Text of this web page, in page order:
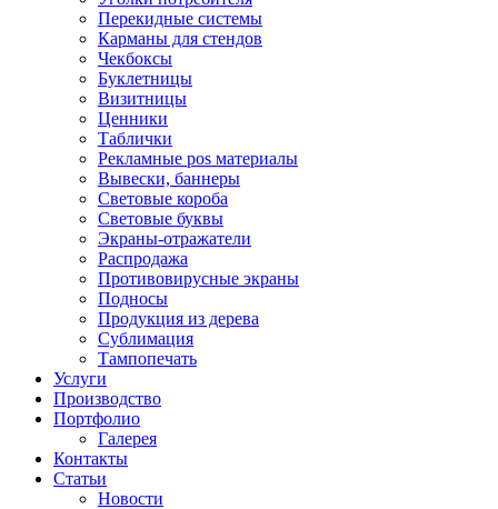
Перекидные системы
Карманы для стендов
Чекбоксы
Буклетницы
Визитницы
Ценники
Таблички
Рекламные pos материалы
Вывески, баннеры
Световые короба
Световые буквы
Экраны-отражатели
Распродажа
Противовирусные экраны
Подносы
Продукция из дерева
Сублимация
Тампопечать
Услуги
Производство
Портфолио
Галерея
Контакты
Статьи
Новости